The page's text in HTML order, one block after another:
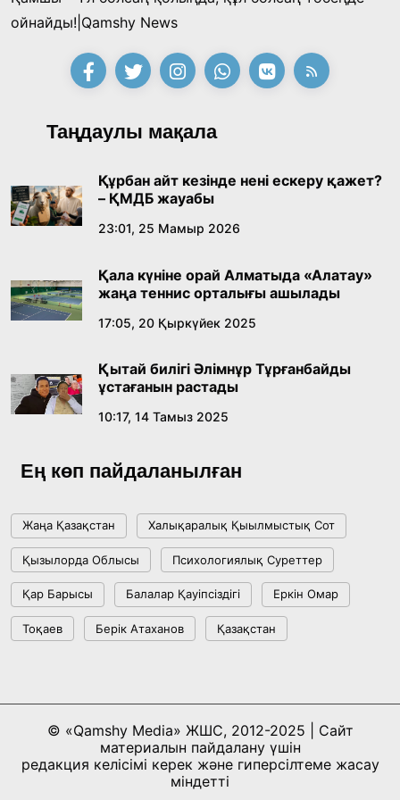
«Тектілер ту көтереді» байқауы өз
18:39, 23 Шілде 2026
Қонаев қаласының әкімі «Славян базары»
байқауының жеңімпазы Ақерке Амалятты
16:27, 23 Шілде 2026
Қазақ тіліндегі «құт» концептісінің
09:21, 21 Шілде 2026
Абайдың адам тәрбиесі туралы
18:59, 20 Шілде 2026
ме, әлде бәсекелесі ме?
Ұлттық архивтің ашылғанына 20 жыл: негізгі
жетістіктері мен даму бағыты
17:09, 20 Шілде 2026
18:22, 17 Шілде 2026
АЛТЫН ОРДА ТАРИХЫН ОҚЫТУДЫҢ
ИННОВАЦИЯЛЫҚ ТӘСІЛДЕРІ ЕНГІЗІЛЕДІ
ойнайды!|Qamshy News
Таңдаулы мақала
Құрбан айт кезінде нені ескеру қажет?
– ҚМДБ жауабы
23:01, 25 Мамыр 2026
Қала күніне орай Алматыда «Алатау»
жаңа теннис орталығы ашылады
17:05, 20 Қыркүйек 2025
Қытай билігі Әлімнұр Тұрғанбайды
ұстағанын растады
10:17, 14 Тамыз 2025
Ең көп пайдаланылған
Жаңа Қазақстан Халықаралық Қыылмыстық Сот
Қызылорда Облысы Психологиялық Суреттер
Қар Барысы Балалар Қауіпсіздігі Еркін Омар
Тоқаев Берік Атаханов Қазақстан
© «Qamshy Media» ЖШС, 2012-2025 | Сайт
материалын пайдалану үшін
редакция келісімі керек және гиперсілтеме жасау
міндетті